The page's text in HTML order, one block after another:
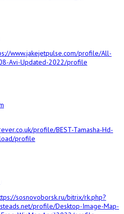
www.jakejetpulse.com/profile/All-
Avi-Updated-2022/profile
profile/BEST-Tamasha-Hd-
profile
sosnovoborsk.ru/bitrix/rk.php?
profile/Desktop-Image-Map-